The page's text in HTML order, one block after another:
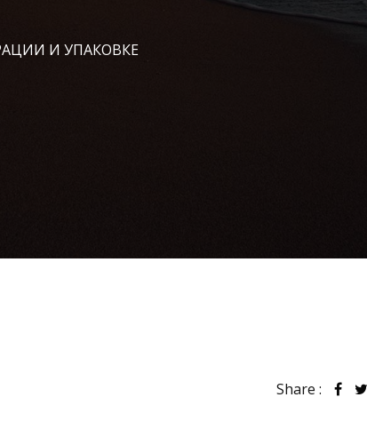
И УПАКОВКЕ
Share :